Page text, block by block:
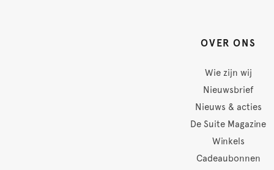
OVER ONS
Wie zijn wij
Nieuwsbrief
Nieuws & acties
De Suite Magazine
Winkels
Cadeaubonnen